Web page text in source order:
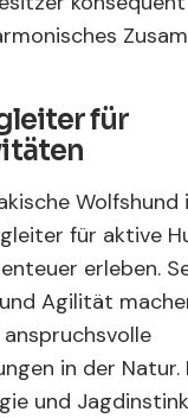
für
Wolfshund
für aktive
erleben.
Agilität
in der Natur.
und